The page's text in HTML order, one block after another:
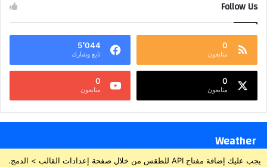
Follow Us
0
متابعون
5٬044
تابع وشارك
0
متابعون
0
متابعون
Weather
يجب عليك إضافة مفتاح API للطقس من خلال صفحة إعدادات القالب > الدمج.